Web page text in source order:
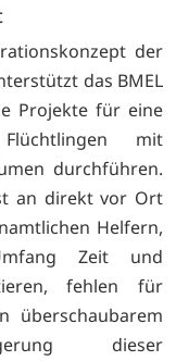
der
das BMEL
Projekte für eine
mit
durchführen.
an direkt vor Ort
Helfern,
Zeit und
fehlen für
überschaubarem
dieser